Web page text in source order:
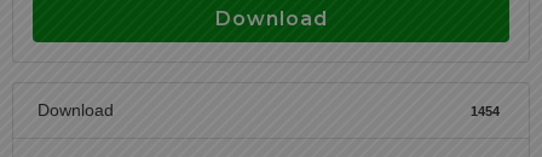
Download
Download 1454